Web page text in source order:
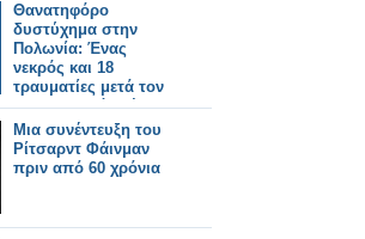
Θανατηφόρο
δυστύχημα στην
Πολωνία: Ένας
νεκρός και 18
τραυματίες μετά τον
εκτροχιασμό τρένου.
Μια συνέντευξη του
Ρίτσαρντ Φάινμαν
πριν από 60 χρόνια